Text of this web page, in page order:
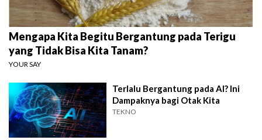
Mengapa Kita Begitu Bergantung pada Terigu
yang Tidak Bisa Kita Tanam?
YOUR SAY
Terlalu Bergantung pada AI? Ini
Dampaknya bagi Otak Kita
TEKNO